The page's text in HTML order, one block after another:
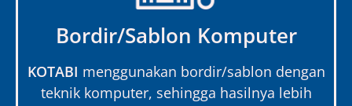
Bordir/Sablon Komputer
KOTABI menggunakan bordir/sablon dengan
teknik komputer, sehingga hasilnya lebih